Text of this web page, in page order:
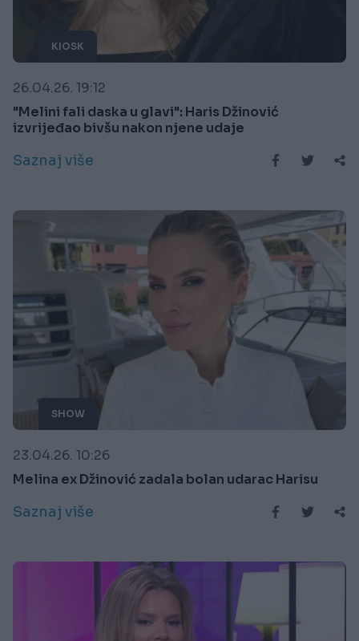
KIOSK
26.04.26. 19:12
"Melini fali daska u glavi": Haris Džinović
izvrijeđao bivšu nakon njene udaje
Saznaj više
SHOW
23.04.26. 10:26
Melina ex Džinović zadala bolan udarac Harisu
Saznaj više